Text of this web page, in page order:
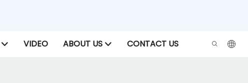
VIDEO ABOUT US CONTACT US